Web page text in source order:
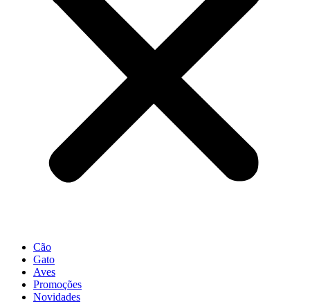
Cão
Gato
Aves
Promoções
Novidades